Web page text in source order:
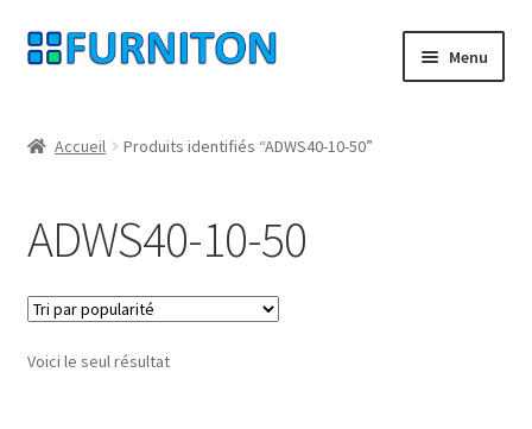
Aller
à
navigation
Aller
au
Menu
Protection des données
Droit de rétractation
Contact
Accueil Produits identifiés “ADWS40-10-50”
ADWS40-10-50
Voici le seul résultat